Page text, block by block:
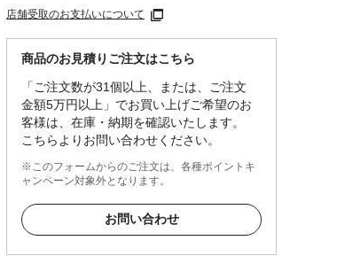
店舗受取のお支払いについて
商品のお見積りご注文はこちら
「ご注文数が31個以上、または、ご注文
金額5万円以上」でお買い上げご希望のお
客様は、在庫・納期を確認いたします。
こちらよりお問い合わせください。
※このフォームからのご注文は、各種ポイントキ
ャンペーン対象外となります。
お問い合わせ